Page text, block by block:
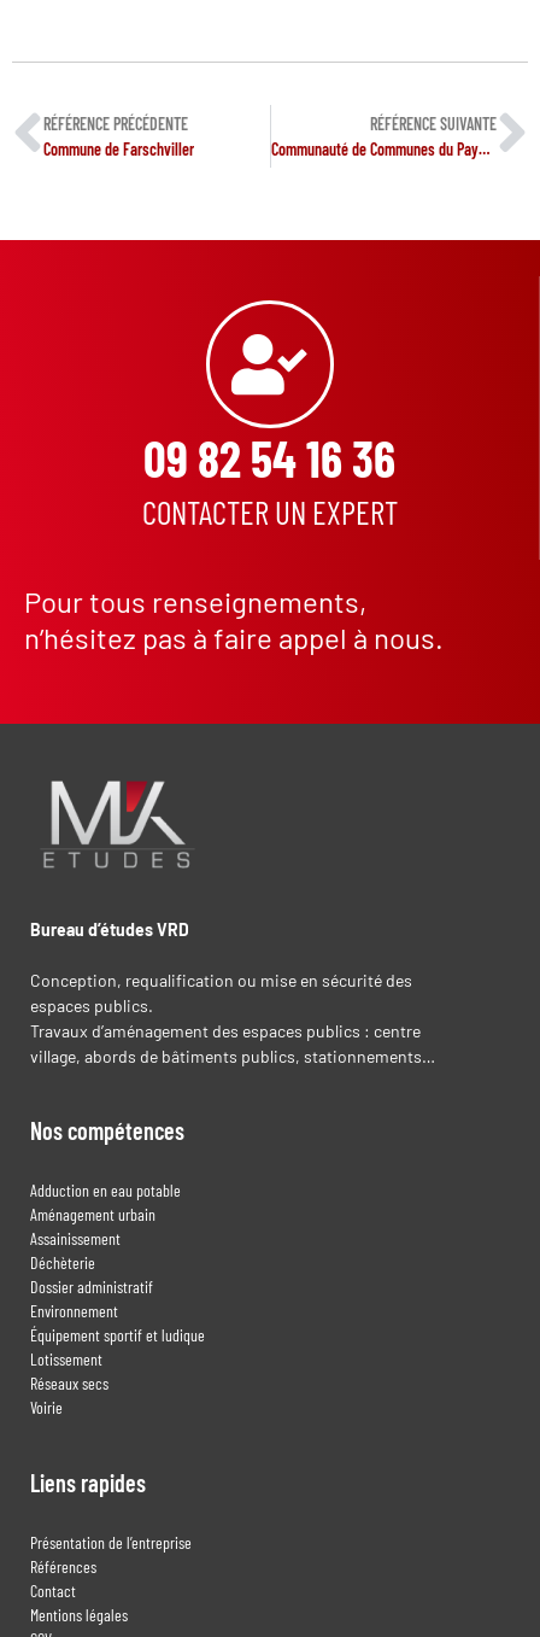
RÉFÉRENCE PRÉCÉDENTE
Commune de Farschviller
RÉFÉRENCE SUIVANTE
Communauté de Communes du Pays de Bitche
09 82 54 16 36
CONTACTER UN EXPERT
Pour tous renseignements,
n’hésitez pas à faire appel à nous.
Bureau d’études VRD
Conception, requalification ou mise en sécurité des
espaces publics.
Travaux d’aménagement des espaces publics : centre
village, abords de bâtiments publics, stationnements…
Nos compétences
Adduction en eau potable
Aménagement urbain
Assainissement
Déchèterie
Dossier administratif
Environnement
Équipement sportif et ludique
Lotissement
Réseaux secs
Voirie
Liens rapides
Présentation de l’entreprise
Références
Contact
Mentions légales